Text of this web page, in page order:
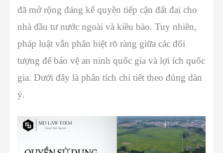
đã mở rộng đáng kể quyền tiếp cận đất đai cho
nhà đầu tư nước ngoài và kiều bào. Tuy nhiên,
pháp luật vẫn phân biệt rõ ràng giữa các đối
tượng để bảo vệ an ninh quốc gia và lợi ích quốc
gia. Dưới đây là phân tích chi tiết theo đúng dàn
ý.